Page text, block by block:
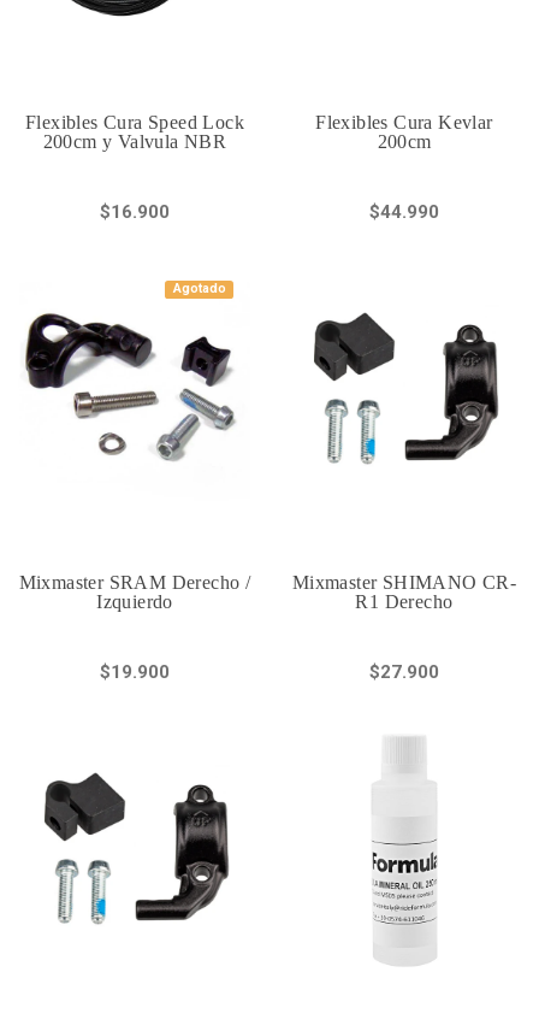
Flexibles Cura Speed Lock
200cm y Valvula NBR
$16.900
Flexibles Cura Kevlar
200cm
$44.990
Agotado
Mixmaster SRAM Derecho /
Izquierdo
$19.900
Mixmaster SHIMANO CR-
R1 Derecho
$27.900